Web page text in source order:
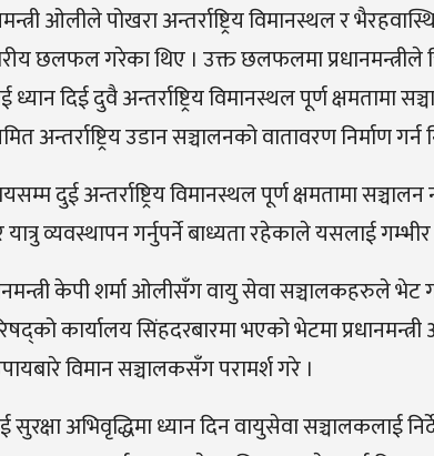
ओलीले पोखरा अन्तर्राष्ट्रिय विमानस्थल र
छलफल गरेका थिए । उक्त छलफलमा प्रधानमन्त्रीले
ध्यान दिई दुवै अन्तर्राष्ट्रिय विमानस्थल पूर्ण
अन्तर्राष्ट्रिय उडान सञ्चालनको वातावरण निर्माण गर्न
दुई अन्तर्राष्ट्रिय विमानस्थल पूर्ण क्षमतामा
यात्रु व्यवस्थापन गर्नुपर्ने बाध्यता रहेकाले यसलाई
केपी शर्मा ओलीसँग वायु सेवा सञ्चालकहरुले भेट
कार्यालय सिंहदरबारमा भएको भेटमा
विमान सञ्चालकसँग परामर्श गरे ।
सुरक्षा अभिवृद्धिमा ध्यान दिन वायुसेवा सञ्चालकलाई